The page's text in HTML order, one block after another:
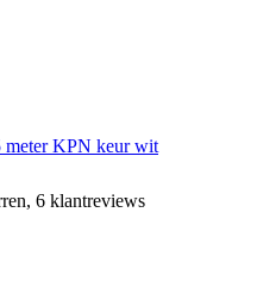
meter KPN keur wit
6 klantreviews